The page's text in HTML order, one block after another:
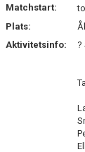
YIF:S
MEDLEMSKAP
Matchstart:
Plats:
Aktivitetsinfo:
?